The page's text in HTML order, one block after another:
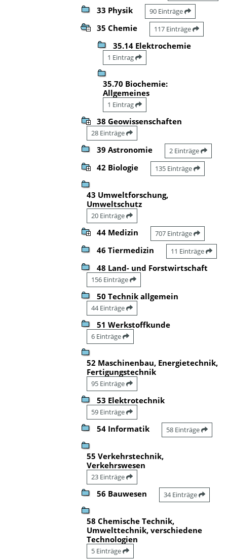
33 Physik 90 Einträge
35 Chemie 117 Einträge
35.14 Elektrochemie
1 Eintrag
35.70 Biochemie:
Allgemeines
1 Eintrag
38 Geowissenschaften
28 Einträge
39 Astronomie 2 Einträge
42 Biologie 135 Einträge
43 Umweltforschung,
Umweltschutz
20 Einträge
44 Medizin 707 Einträge
46 Tiermedizin 11 Einträge
48 Land- und Forstwirtschaft
156 Einträge
50 Technik allgemein
44 Einträge
51 Werkstoffkunde
6 Einträge
52 Maschinenbau, Energietechnik,
Fertigungstechnik
95 Einträge
53 Elektrotechnik
59 Einträge
54 Informatik 58 Einträge
55 Verkehrstechnik,
Verkehrswesen
23 Einträge
56 Bauwesen 34 Einträge
58 Chemische Technik,
Umwelttechnik, verschiedene
Technologien
5 Einträge